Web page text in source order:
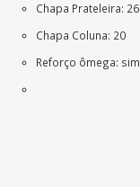
Chapa Prateleira: 26
Chapa Coluna: 20
Reforço ômega: sim